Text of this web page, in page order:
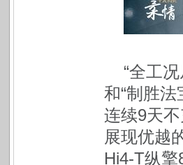
“全工
和“制胜
连续9天
展现优越
Hi4-T纵